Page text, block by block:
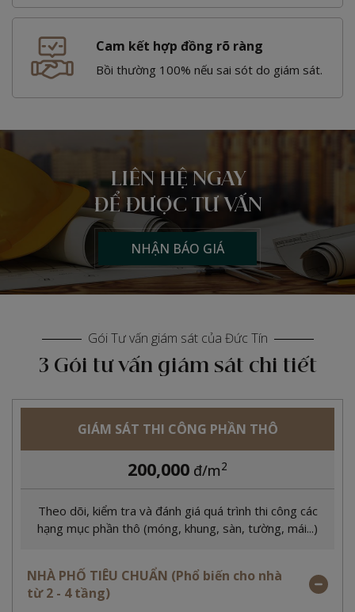
Cam kết hợp đồng rõ ràng
Bồi thường 100% nếu sai sót do giám sát.
LIÊN HỆ NGAY
ĐỂ ĐƯỢC TƯ VẤN
NHẬN BÁO GIÁ
Gói Tư vấn giám sát của Đức Tín
3 Gói tư vấn giám sát chi tiết
GIÁM SÁT THI CÔNG PHẦN THÔ
200,000 đ/m2
Theo dõi, kiểm tra và đánh giá quá trình thi công các
hạng mục phần thô (móng, khung, sàn, tường, mái...)
NHÀ PHỐ TIÊU CHUẨN (Phổ biến cho nhà
từ 2 - 4 tầng)